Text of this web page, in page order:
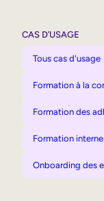
CAS D’USAGE
Tous cas d'usage
Formation à la
Formation des
Formation interne
Onboarding des